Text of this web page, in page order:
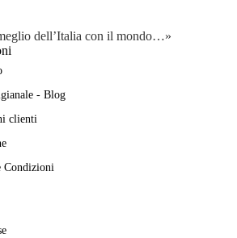
dell’Italia con il mondo…»
- Blog
clienti
Condizioni